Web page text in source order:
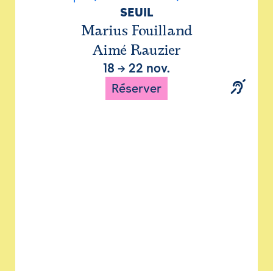
SEUIL
Marius Fouilland
Aimé Rauzier
18 → 22 nov.
Réserver